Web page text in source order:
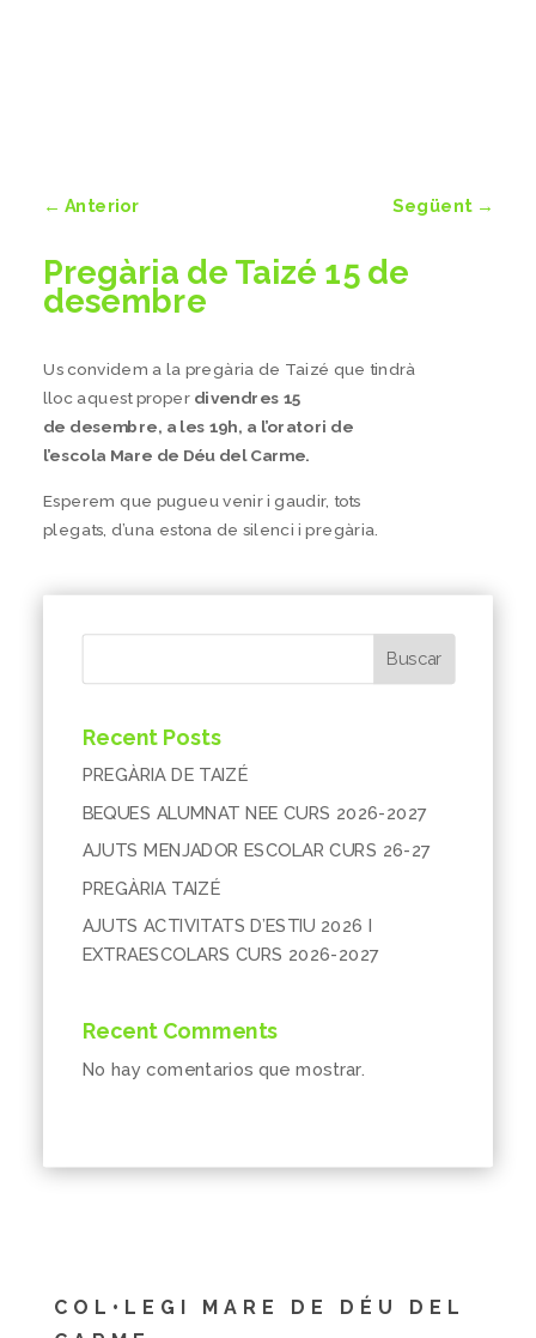
← Anterior Següent→
Pregària de Taizé 15 de
desembre
Us convidem a la pregària de Taizé que tindrà
lloc aquest proper divendres 15
de desembre, a les 19h, a l’oratori de
l’escola Mare de Déu del Carme.
Esperem que pugueu venir i gaudir, tots
plegats, d’una estona de silenci i pregària.
Buscar
Recent Posts
PREGÀRIA DE TAIZÉ
BEQUES ALUMNAT NEE CURS 2026-2027
AJUTS MENJADOR ESCOLAR CURS 26-27
PREGÀRIA TAIZÉ
AJUTS ACTIVITATS D’ESTIU 2026 I
EXTRAESCOLARS CURS 2026-2027
Recent Comments
No hay comentarios que mostrar.
COL•LEGI MARE DE DÉU DEL